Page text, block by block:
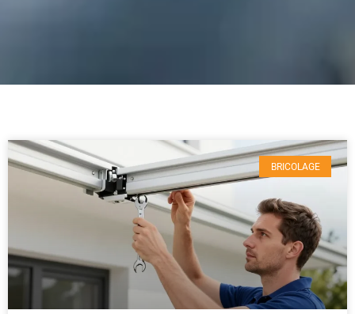
BRICOLAGE